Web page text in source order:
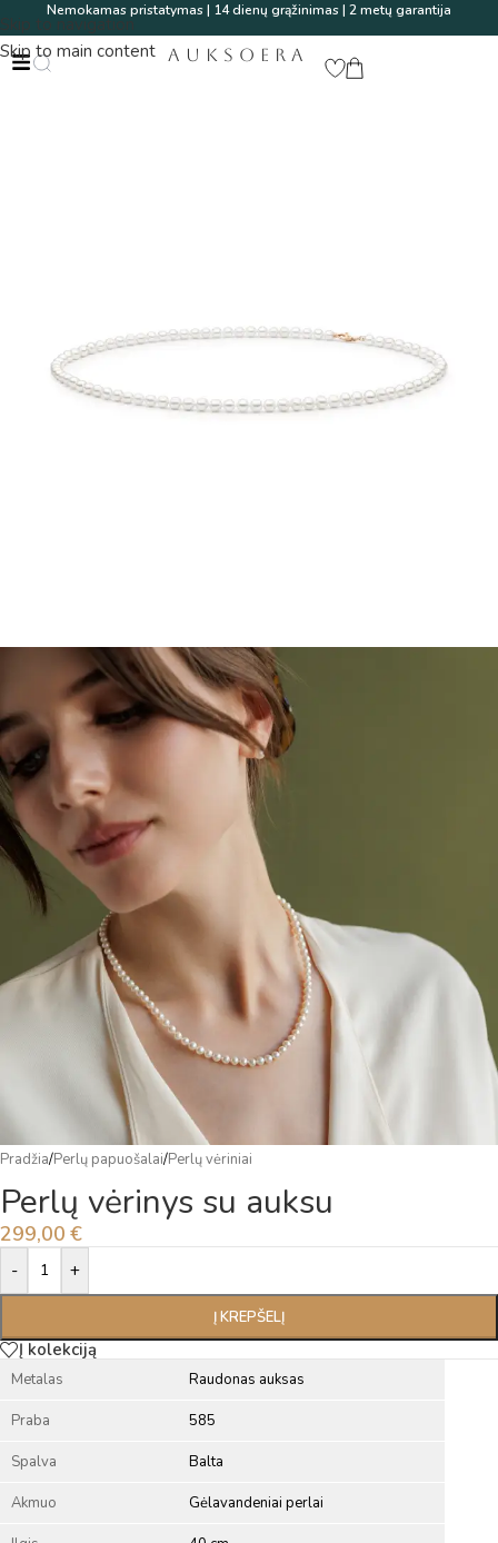
Skip to navigation
Skip to main content
Nemokamas pristatymas | 14 dienų grąžinimas | 2 metų garantija
AUKSOERA
Pradžia/Perlų papuošalai/Perlų vėriniai
Perlų vėrinys su auksu
299,00 €
- +
Į KREPŠELĮ
Alternative:
Į kolekciją
Metalas Raudonas auksas
Praba 585
Spalva Balta
Akmuo Gėlavandeniai perlai